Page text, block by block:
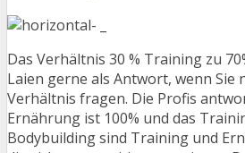
Das Verhältnis 30 % Training zu
Laien gerne als Antwort, wenn Sie
Verhältnis fragen. Die Profis
Ernährung ist 100% und das
Bodybuilding sind Training und